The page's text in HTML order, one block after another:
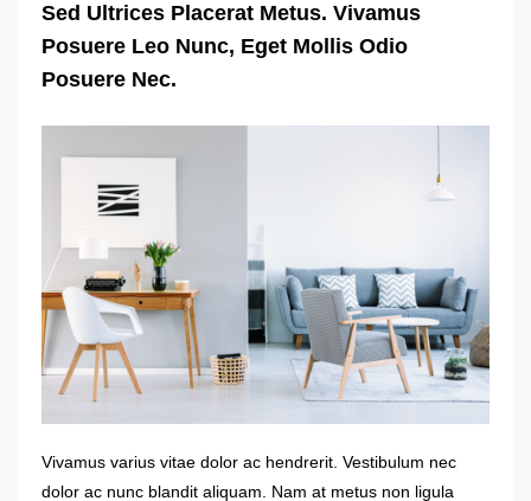
Sed Ultrices Placerat Metus. Vivamus
Posuere Leo Nunc, Eget Mollis Odio
Posuere Nec.
Vivamus varius vitae dolor ac hendrerit. Vestibulum nec
dolor ac nunc blandit aliquam. Nam at metus non ligula